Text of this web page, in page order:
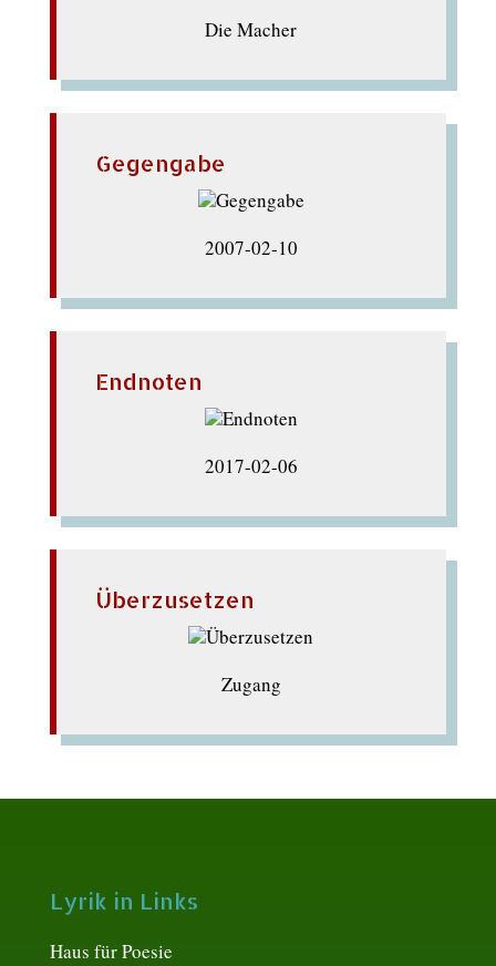
Die Macher
Gegengabe
2007-02-10
Endnoten
2017-02-06
Überzusetzen
Zugang
Lyrik in Links
Haus für Poesie